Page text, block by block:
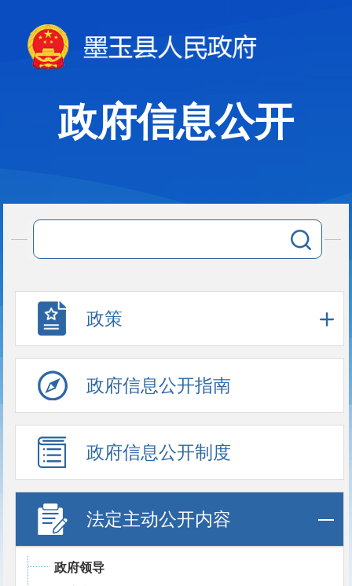
政府信息公开
政策
政府信息公开指南
政府信息公开制度
法定主动公开内容
政府领导